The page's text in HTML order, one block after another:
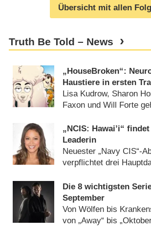
Übersicht mit allen
Truth Be Told – News
„HouseBroken“:
Haustiere in ersten
Animationsserie
Lisa Kudrow, Sharon
Faxon und Will Forte
„NCIS: Hawai’i“
Leaderin
Neuester „Navy CIS“-
verpflichtet drei
Die 8 wichtigsten
September
Von Wölfen bis
von „Away“ bis